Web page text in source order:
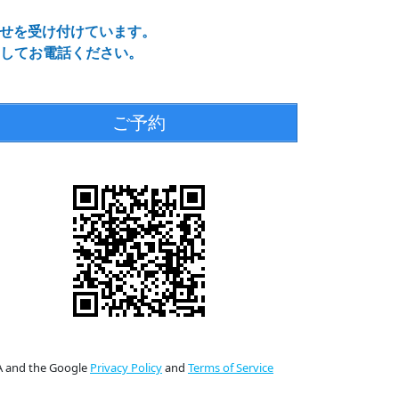
受け付けています。
てお電話ください。
ご予約
and the Google Privacy Policyand Terms of Service